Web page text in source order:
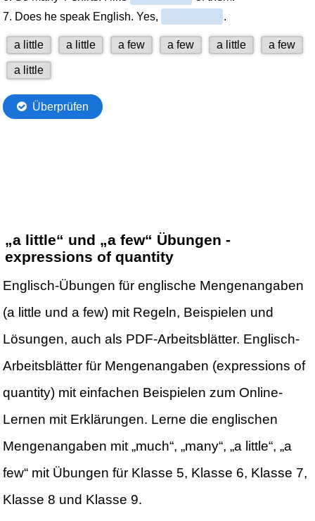
„a little“ und „a few“ Übungen -
expressions of quantity
Englisch-Übungen für englische Mengenangaben
(a little und a few) mit Regeln, Beispielen und
Lösungen, auch als PDF-Arbeitsblätter. Englisch-
Arbeitsblätter für Mengenangaben (expressions of
quantity) mit einfachen Beispielen zum Online-
Lernen mit Erklärungen. Lerne die englischen
Mengenangaben mit „much“, „many“, „a little“, „a
few“ mit Übungen für Klasse 5, Klasse 6, Klasse 7,
Klasse 8 und Klasse 9.